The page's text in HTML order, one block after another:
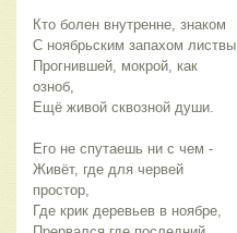
Кто болен внутренне, знаком
С ноябрьским запахом листвы,
Прогнившей, мокрой, как
озноб,
Ещё живой сквозной души.
Его не спутаешь ни с чем -
Живёт, где для червей
простор,
Где крик деревьев в ноябре,